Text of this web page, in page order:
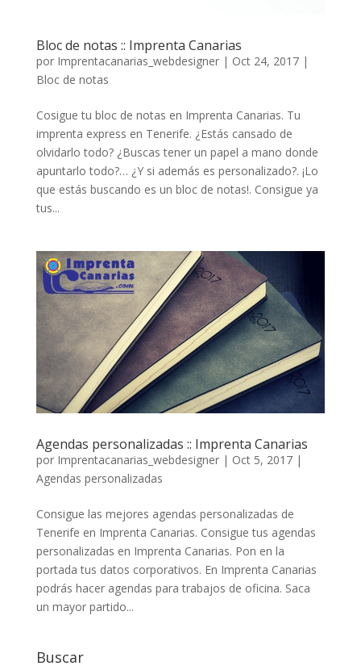
Bloc de notas :: Imprenta Canarias
por Imprentacanarias_webdesigner| Oct 24, 2017|
Bloc de notas
Cosigue tu bloc de notas en Imprenta Canarias. Tu
imprenta express en Tenerife. ¿Estás cansado de
olvidarlo todo? ¿Buscas tener un papel a mano donde
apuntarlo todo?… ¿Y si además es personalizado?. ¡Lo
que estás buscando es un bloc de notas!. Consigue ya
tus...
Agendas personalizadas :: Imprenta Canarias
por Imprentacanarias_webdesigner| Oct 5, 2017|
Agendas personalizadas
Consigue las mejores agendas personalizadas de
Tenerife en Imprenta Canarias. Consigue tus agendas
personalizadas en Imprenta Canarias. Pon en la
portada tus datos corporativos. En Imprenta Canarias
podrás hacer agendas para trabajos de oficina. Saca
un mayor partido...
Buscar